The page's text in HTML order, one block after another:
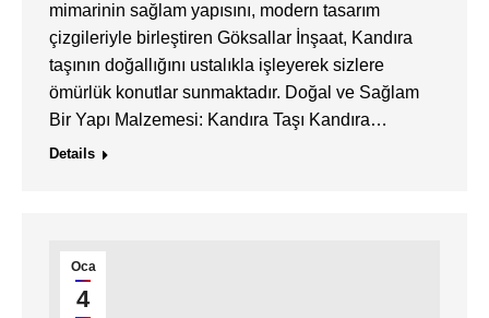
mimarinin sağlam yapısını, modern tasarım
çizgileriyle birleştiren Göksallar İnşaat, Kandıra
taşının doğallığını ustalıkla işleyerek sizlere
ömürlük konutlar sunmaktadır. Doğal ve Sağlam
Bir Yapı Malzemesi: Kandıra Taşı Kandıra…
Details
Oca
4